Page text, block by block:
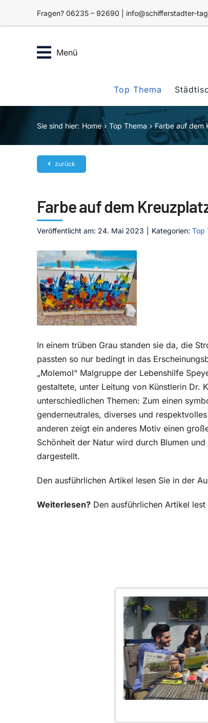
Fragen? 06235 – 92690 | info@schifferstadter-
Menü
Top Thema
Sie sind hier: Home Top Thema Farbe auf dem
zurück
Farbe auf dem
Veröffentlicht am: 24. Mai 2023 Kategorien: Top
In einem trüben Grau standen sie da, die
passten so nur bedingt in das
„Molemol“ Malgruppe der Lebenshilfe
gestaltete, unter Leitung von Künstlerin Dr.
unterschiedlichen Themen: Zum einen
genderneutrales, diverses und
anderen zeigt ein anderes Motiv einen
Schönheit der Natur wird durch Blumen
dargestellt.
Den ausführlichen Artikel lesen Sie in der
Weiterlesen? Den ausführlichen Artikel